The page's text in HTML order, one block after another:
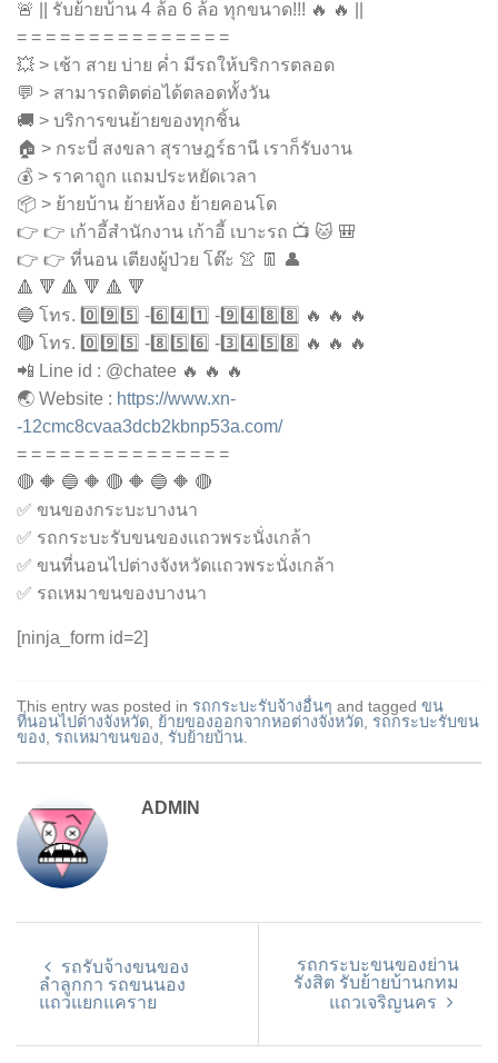
🚨 || รับย้ายบ้าน 4 ล้อ 6 ล้อ ทุกขนาด!!! 🔥 🔥 ||
= = = = = = = = = = = = = = =
💥 > เช้า สาย บ่าย ค่ำ มีรถให้บริการตลอด
💬 > สามารถติตต่อได้ตลอดทั้งวัน
🚚 > บริการขนย้ายของทุกชิ้น
🏠 > กระบี่ สงขลา สุราษฎร์ธานี เราก็รับงาน
💰 > ราคาถูก แถมประหยัดเวลา
📦 > ย้ายบ้าน ย้ายห้อง ย้ายคอนโด
👉 👉 เก้าอี้สำนักงาน เก้าอี้ เบาะรถ 📺 🐱 🎒
👉 👉 ที่นอน เตียงผู้ป่วย โต๊ะ 👚 👖 👤
🔺 🔻 🔺 🔻 🔺 🔻
🔵 โทร. 0️⃣9️⃣5️⃣ -6️⃣4️⃣1️⃣ -9️⃣4️⃣8️⃣8️⃣ 🔥 🔥 🔥
🔴 โทร. 0️⃣9️⃣5️⃣ -8️⃣5️⃣6️⃣ -3️⃣4️⃣5️⃣8️⃣ 🔥 🔥 🔥
📲 Line id : @chatee 🔥 🔥 🔥
🌏 Website : https://www.xn-
-12cmc8cvaa3dcb2kbnp53a.com/
= = = = = = = = = = = = = = =
🔴 🔶 🔵 🔶 🔴 🔶 🔵 🔶 🔴
✅ ขนของกระบะบางนา
✅ รถกระบะรับขนของเเถวพระนั่งเกล้า
✅ ขนที่นอนไปต่างจังหวัดเเถวพระนั่งเกล้า
✅ รถเหมาขนของบางนา
[ninja_form id=2]
This entry was posted in รถกระบะรับจ้างอื่นๆ and tagged ขน
ที่นอนไปต่างจังหวัด, ย้ายของออกจากหอต่างจังหวัด, รถกระบะรับขน
ของ, รถเหมาขนของ, รับย้ายบ้าน.
ADMIN
รถรับจ้างขนของ
ลำลูกกา รถขนนอง
แถวแยกแคราย
รถกระบะขนของย่าน
รังสิต รับย้ายบ้านกทม
แถวเจริญนคร